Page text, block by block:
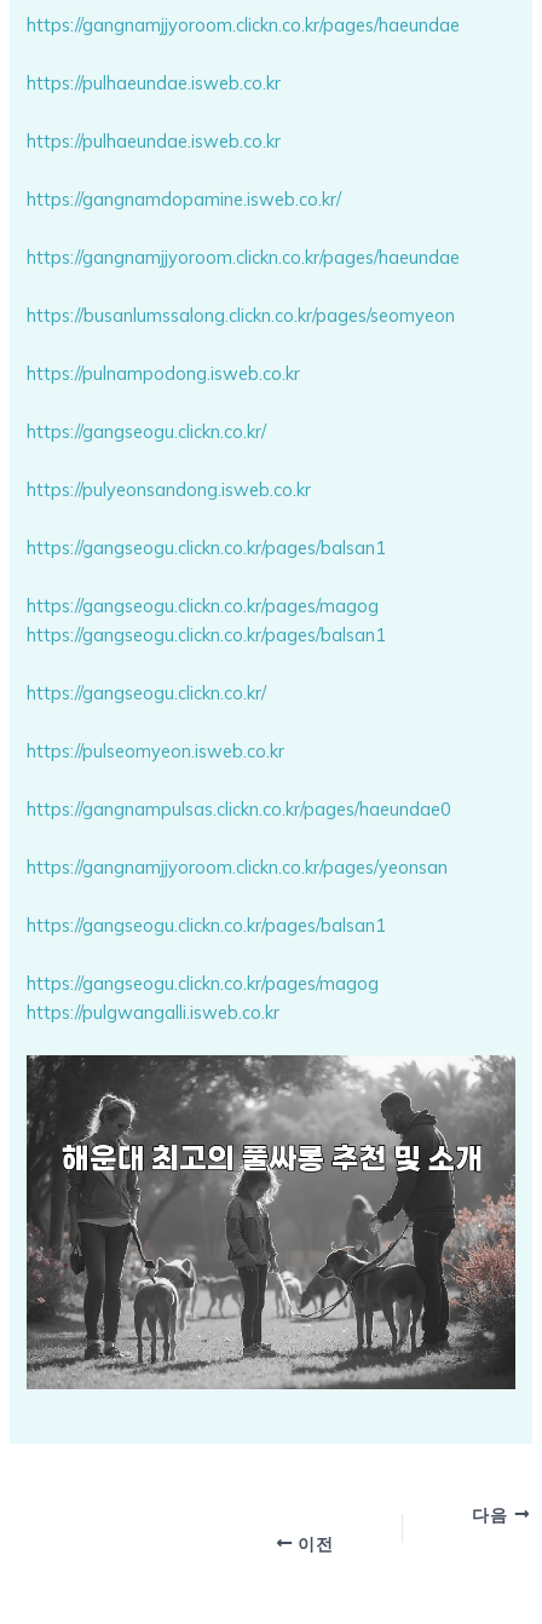
https://gangnamjjyoroom.clickn.co.kr/pages/haeundae
https://pulhaeundae.isweb.co.kr
https://pulhaeundae.isweb.co.kr
https://gangnamdopamine.isweb.co.kr/
https://gangnamjjyoroom.clickn.co.kr/pages/haeundae
https://busanlumssalong.clickn.co.kr/pages/seomyeon
https://pulnampodong.isweb.co.kr
https://gangseogu.clickn.co.kr/
https://pulyeonsandong.isweb.co.kr
https://gangseogu.clickn.co.kr/pages/balsan1
https://gangseogu.clickn.co.kr/pages/magog
https://gangseogu.clickn.co.kr/pages/balsan1
https://gangseogu.clickn.co.kr/
https://pulseomyeon.isweb.co.kr
https://gangnampulsas.clickn.co.kr/pages/haeundae0
https://gangnamjjyoroom.clickn.co.kr/pages/yeonsan
https://gangseogu.clickn.co.kr/pages/balsan1
https://gangseogu.clickn.co.kr/pages/magog
https://pulgwangalli.isweb.co.kr
이전
다음